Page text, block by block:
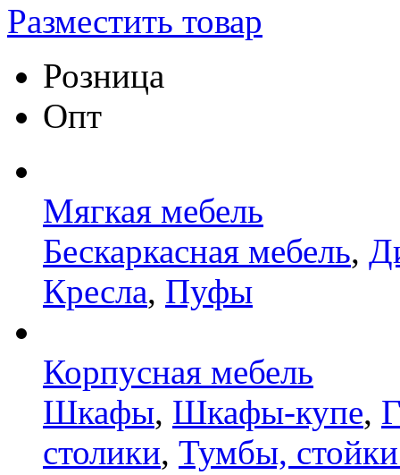
Разместить товар
Розница
Опт
Мягкая мебель
Бескаркасная мебель,
Кресла, Пуфы
Корпусная мебель
Шкафы, Шкафы-купе,
столики, Тумбы,